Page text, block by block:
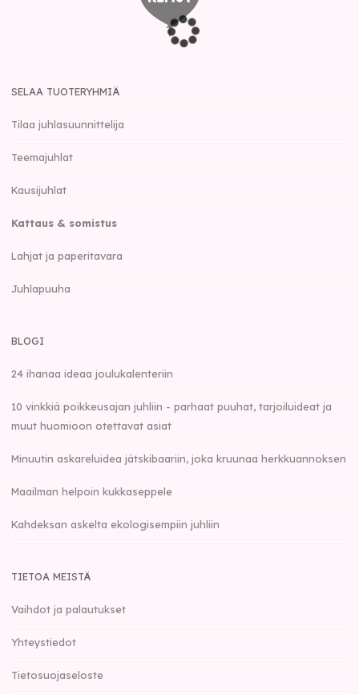
SELAA TUOTERYHMIÄ
Tilaa juhlasuunnittelija
Teemajuhlat
Kausijuhlat
Kattaus & somistus
Lahjat ja paperitavara
Juhlapuuha
BLOGI
24 ihanaa ideaa joulukalenteriin
10 vinkkiä poikkeusajan juhliin - parhaat puuhat, tarjoiluideat ja
muut huomioon otettavat asiat
Minuutin askareluidea jätskibaariin, joka kruunaa herkkuannoksen
Maailman helpoin kukkaseppele
Kahdeksan askelta ekologisempiin juhliin
TIETOA MEISTÄ
Vaihdot ja palautukset
Yhteystiedot
Tietosuojaseloste